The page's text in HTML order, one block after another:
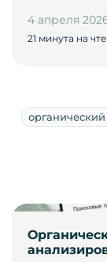
4 апреля
21 минута на